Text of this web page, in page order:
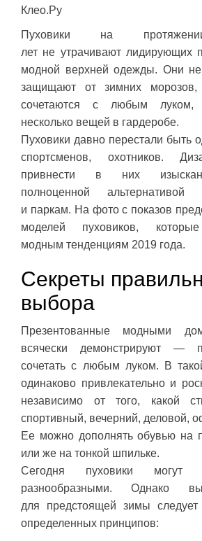
Клео.Ру
Пуховики на
лет не утрачивают лидирующих
модной верхней одежды. Они не
защищают от зимних
сочетаются с любым луком,
несколько вещей в гардеробе.
Пуховики давно перестали быть
спортсменов, охотников.
привнести в них
полноценной
и паркам. На фото с показов
моделей пуховиков, которые
модным тенденциям 2019 года.
Секреты
выбора
Презентованные модными
всячески демонстрируют —
сочетать с любым луком. В
одинаково привлекательно и
независимо от того, какой
спортивный, вечерний, деловой,
Ее можно дополнять обувью на
или же на тонкой шпильке.
Сегодня пуховики могут
разнообразными. Однако
для предстоящей зимы следует
определенных принципов: